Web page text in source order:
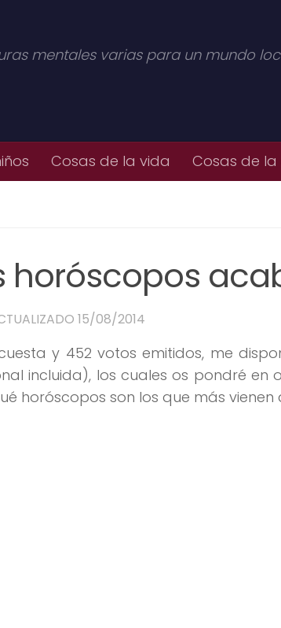
mentales varias para un mundo
Cosas de la vida Cosas de
horóscopos
15/08/2014
y 452 votos emitidos, me
incluida), los cuales os pondré en
horóscopos son los que más vienen